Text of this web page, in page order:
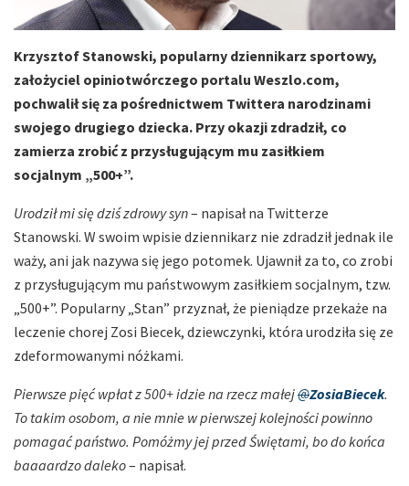
Krzysztof Stanowski, popularny dziennikarz sportowy,
założyciel opiniotwórczego portalu Weszlo.com,
pochwalił się za pośrednictwem Twittera narodzinami
swojego drugiego dziecka. Przy okazji zdradził, co
zamierza zrobić z przysługującym mu zasiłkiem
socjalnym „500+”.
Urodził mi się dziś zdrowy syn– napisał na Twitterze
Stanowski. W swoim wpisie dziennikarz nie zdradził jednak ile
waży, ani jak nazywa się jego potomek. Ujawnił za to, co zrobi
z przysługującym mu państwowym zasiłkiem socjalnym, tzw.
„500+”. Popularny „Stan” przyznał, że pieniądze przekaże na
leczenie chorej Zosi Biecek, dziewczynki, która urodziła się ze
zdeformowanymi nóżkami.
Pierwsze pięć wpłat z 500+ idzie na rzecz małej@ZosiaBiecek.
To takim osobom, a nie mnie w pierwszej kolejności powinno
pomagać państwo. Pomóżmy jej przed Świętami, bo do końca
baaaardzo daleko– napisał.